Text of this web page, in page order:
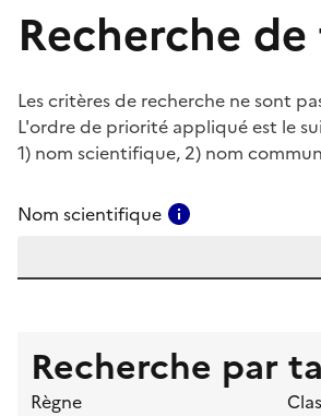
Recherche
Les critères de recherche ne sont
L'ordre de priorité appliqué est le
1) nom scientifique, 2) nom
Nom scientifique
Recherche par
Règne